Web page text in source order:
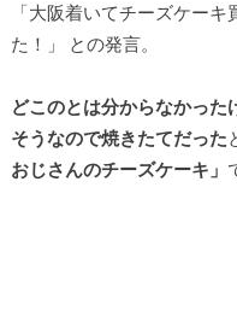
「大阪着いてチーズケー
た！」 との発言。
どこのとは分からなかっ
そうなので焼きたてだった
おじさんのチーズケーキ」